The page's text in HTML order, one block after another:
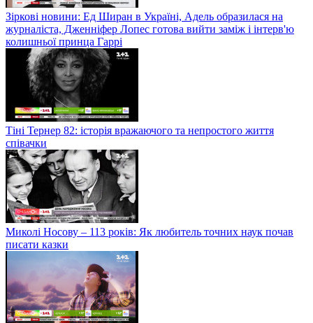
Зіркові новини: Ед Ширан в Україні, Адель образилася на
журналіста, Дженніфер Лопес готова вийти заміж і інтерв'ю
колишньої принца Гаррі
Тіні Тернер 82: історія вражаючого та непростого життя
співачки
Миколі Носову – 113 років: Як любитель точних наук почав
писати казки